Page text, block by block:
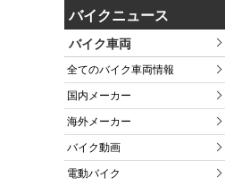
バイクニュース
バイク車両
全てのバイク車両情報
国内メーカー
海外メーカー
バイク動画
電動バイク